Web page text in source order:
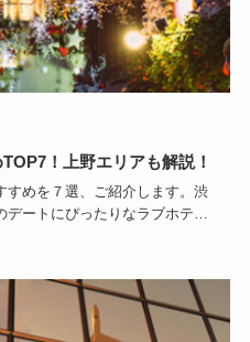
！上野エリアも解説！
すめを７選、ご紹介します。渋
デートにぴったりなラブホテル